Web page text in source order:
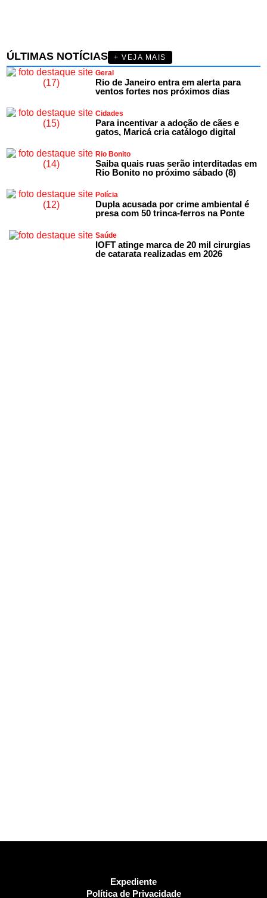
ÚLTIMAS NOTÍCIAS
+ VEJA MAIS
Geral
Rio de Janeiro entra em alerta para
ventos fortes nos próximos dias
Cidades
Para incentivar a adoção de cães e
gatos, Maricá cria catálogo digital
Rio Bonito
Saiba quais ruas serão interditadas em
Rio Bonito no próximo sábado (8)
Polícia
Dupla acusada por crime ambiental é
presa com 50 trinca-ferros na Ponte
Saúde
IOFT atinge marca de 20 mil cirurgias
de catarata realizadas em 2026
Expediente
Política de Privacidade